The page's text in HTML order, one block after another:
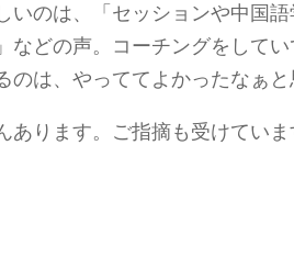
いのは、「セッションや中国
などの声。コーチングをして
のは、やっててよかったなぁ
あります。ご指摘も受けてい